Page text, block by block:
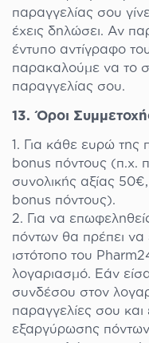
παραγγελίας σου
έχεις δηλώσει. Αν
έντυπο αντίγραφο
παρακαλούμε να το
παραγγελίας σου.
13. Όροι
Για κάθε ευρώ της
bonus πόντους (π.χ.
συνολικής αξίας
bonus πόντους).
Για να
πόντων θα πρέπει
ιστότοπο του
λογαριασμό. Εάν
συνδέσου στον
παραγγελίες σου
εξαργύρωσης